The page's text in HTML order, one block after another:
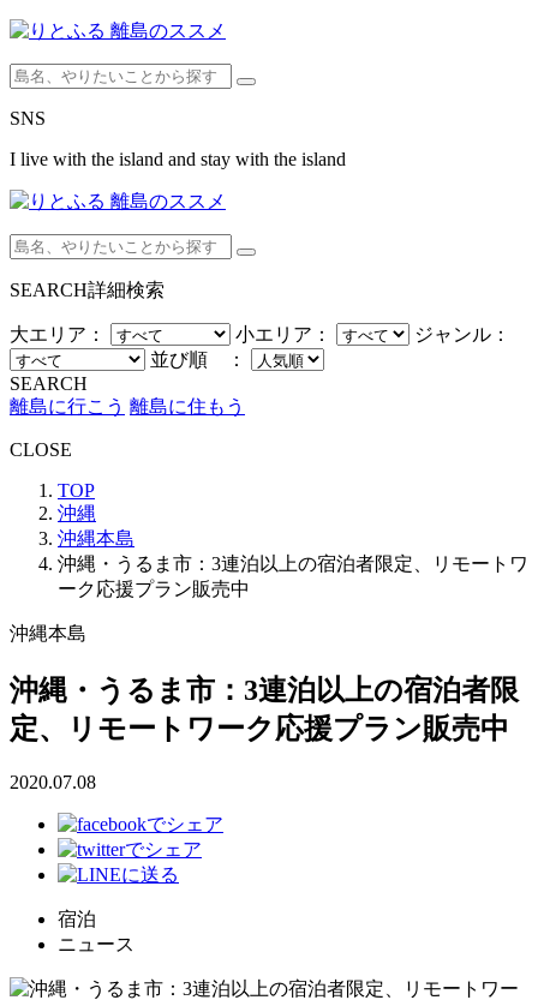
SNS
I live with the island and stay with the island
SEARCH詳細検索
大エリア： 小エリア：
ジャンル：
並び順 ：
SEARCH
離島に行こう 離島に住もう
CLOSE
TOP
沖縄
沖縄本島
沖縄・うるま市：3連泊以上の宿泊者限定、リモートワ
ーク応援プラン販売中
沖縄本島
沖縄・うるま市：3連泊以上の宿泊者限
定、リモートワーク応援プラン販売中
2020.07.08
宿泊
ニュース